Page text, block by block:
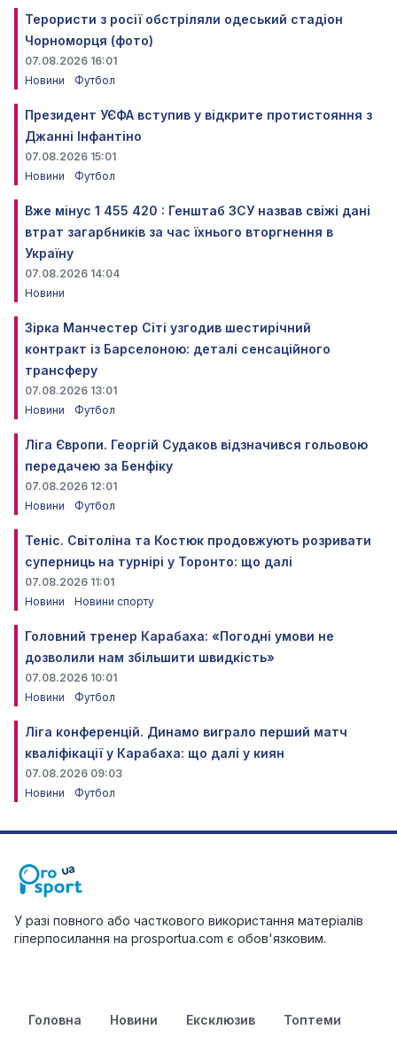
Терористи з росії обстріляли одеський стадіон
Чорноморця (фото)
07.08.2026 16:01
Новини
Футбол
Президент УЄФА вступив у відкрите протистояння з
Джанні Інфантіно
07.08.2026 15:01
Новини
Футбол
Вже мінус 1 455 420 : Генштаб ЗСУ назвав свіжі дані
втрат загарбників за час їхнього вторгнення в
Україну
07.08.2026 14:04
Новини
Зірка Манчестер Сіті узгодив шестирічний
контракт із Барселоною: деталі сенсаційного
трансферу
07.08.2026 13:01
Новини
Футбол
Ліга Європи. Георгій Судаков відзначився гольовою
передачею за Бенфіку
07.08.2026 12:01
Новини
Футбол
Теніс. Світоліна та Костюк продовжують розривати
суперниць на турнірі у Торонто: що далі
07.08.2026 11:01
Новини
Новини спорту
Головний тренер Карабаха: «Погодні умови не
дозволили нам збільшити швидкість»
07.08.2026 10:01
Новини
Футбол
Ліга конференцій. Динамо виграло перший матч
кваліфікації у Карабаха: що далі у киян
07.08.2026 09:03
Новини
Футбол
У разі повного або часткового використання матеріалів
гіперпосилання на prosportua.com є обов'язковим.
Головна Новини Ексклюзив Топтеми